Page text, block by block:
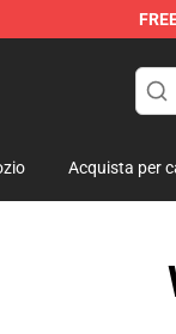
Acquista per